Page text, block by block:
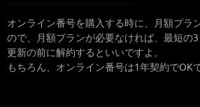
オンライン番号を購入する時に、月額プラ
ので、月額プランが必要なければ、最短の
更新の前に解約するといいですよ。
もちろん、オンライン番号は1年契約でOKで